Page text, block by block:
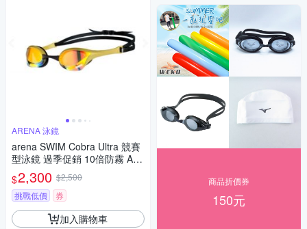
ARENA 泳鏡
arena SWIM Cobra Ultra 競賽
型泳鏡 過季促銷 10倍防霧 AG
LO180MYEGL 黃x金
$2,300 $2,500
挑戰低價
券
加入購物車
商品折價券
150元